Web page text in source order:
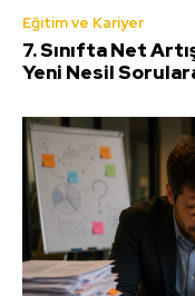
Eğitim ve Kariyer
7. Sınıfta Net
Yeni Nesil